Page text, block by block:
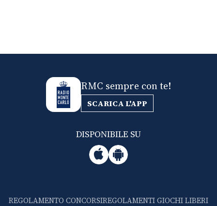
RMC sempre con te!
SCARICA L'APP
DISPONIBILE SU
REGOLAMENTO CONCORSIREGOLAMENTI GIOCHI LIBERI